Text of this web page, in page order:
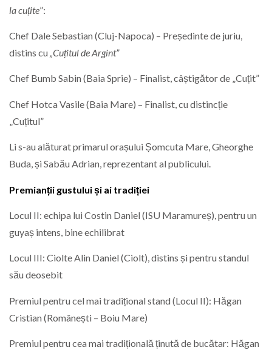
la cuțite”:
Chef Dale Sebastian (Cluj-Napoca) – Președinte de juriu,
distins cu„Cuțitul de Argint”
Chef Bumb Sabin (Baia Sprie) – Finalist, câștigător de „Cuțit”
Chef Hotca Vasile (Baia Mare) – Finalist, cu distincție
„Cuțitul”
Li s-au alăturat primarul orașului Șomcuta Mare, Gheorghe
Buda, și Sabău Adrian, reprezentant al publicului.
Premianții gustului și ai tradiției
Locul II: echipa lui Costin Daniel (ISU Maramureș), pentru un
guyaș intens, bine echilibrat
Locul III: Ciolte Alin Daniel (Ciolt), distins și pentru standul
său deosebit
Premiul pentru cel mai tradițional stand (Locul II): Hăgan
Cristian (Românești – Boiu Mare)
Premiul pentru cea mai tradițională ținută de bucătar: Hăgan